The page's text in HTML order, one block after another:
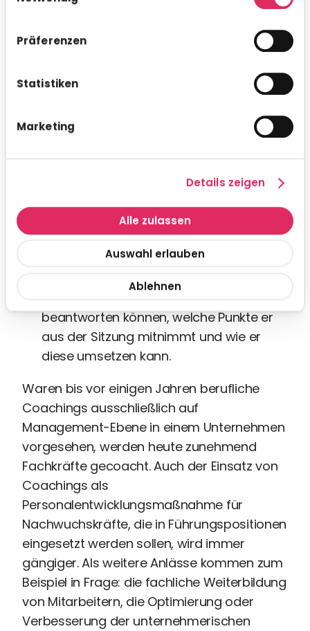
Präferenzen
Statistiken
Marketing
Details zeigen
Alle zulassen
Auswahl erlauben
Ablehnen
Coach analysiert und präzisiert.
Kernelement jeder Sitzung sind neue
Coachee einer Herausforderung
ist die wichtigste Aufgabe des Coaches.
Lösungsansätze gefunden sind, muss
eine Auswahl getroffen werden: Was
verwirklichen? Welche Ansätze nicht?
Was ist zu beachten?
Abschlussgespräch: Abschließend
erfolgt ein Rückblick auf die Sitzung.
beantworten können, welche Punkte er
aus der Sitzung mitnimmt und wie er
diese umsetzen kann.
Waren bis vor einigen Jahren berufliche
Coachings ausschließlich auf
Management-Ebene in einem Unternehmen
vorgesehen, werden heute zunehmend
Fachkräfte gecoacht. Auch der Einsatz von
Coachings als
Personalentwicklungsmaßnahme für
Nachwuchskräfte, die in Führungspositionen
eingesetzt werden sollen, wird immer
gängiger. Als weitere Anlässe kommen zum
Beispiel in Frage: die fachliche Weiterbildung
von Mitarbeitern, die Optimierung oder
Verbesserung der unternehmerischen